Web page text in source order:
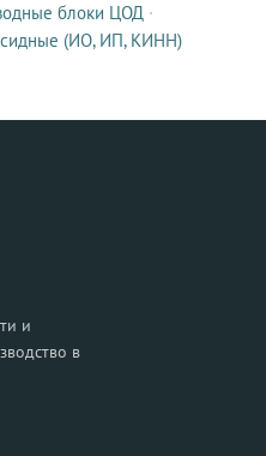
блоки ЦОД ·
(ИО, ИП, КИНН)
и
в